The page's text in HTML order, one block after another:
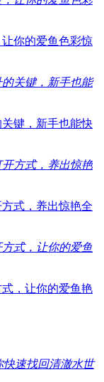
你的爱鱼色彩惊
键，新手也能快
式，养出惊艳全
，让你的爱鱼艳